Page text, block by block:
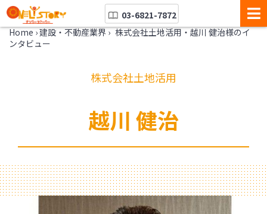
03-6821-7872
Home ›建設・不動産業界 › 株式会社土地活用・越川 健治様のイ
ンタビュー
株式会社土地活用
越川 健治